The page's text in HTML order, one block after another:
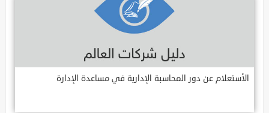
الأستعلام عن دور المحاسبة الإدارية في مساعدة الإدارة